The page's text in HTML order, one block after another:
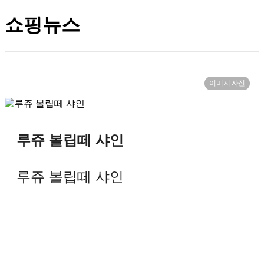
쇼핑뉴스
이미지 사진
루쥬 볼립떼 샤인
루쥬 볼립떼 샤인